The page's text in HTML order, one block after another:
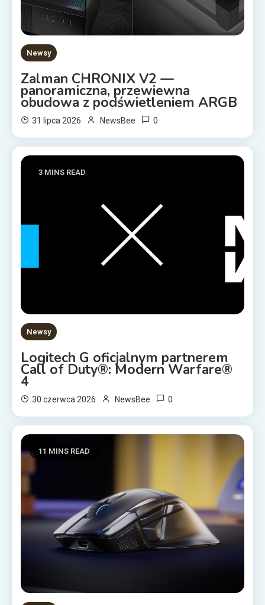
Newsy
Zalman CHRONIX V2 —
panoramiczna, przewiewna
obudowa z podświetleniem ARGB
31 lipca 2026 NewsBee 0
3 MINS READ
Newsy
Logitech G oficjalnym partnerem
Call of Duty®: Modern Warfare®
4
30 czerwca 2026 NewsBee 0
11 MINS READ